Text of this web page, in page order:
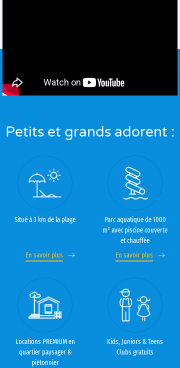
Petits et grands adorent :
Situé à 3 km de la plage
En savoir plus
Parc aquatique de 1000
m² avec piscine couverte
et chauffée
En savoir plus
Locations PREMIUM en
quartier paysager &
piétonnier
Kids, Juniors & Teens
Clubs gratuits